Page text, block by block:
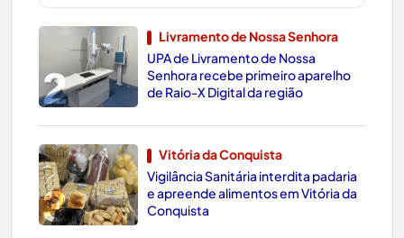
2
Livramento de Nossa Senhora
UPA de Livramento de Nossa
Senhora recebe primeiro aparelho
de Raio-X Digital da região
3
Vitória da Conquista
Vigilância Sanitária interdita padaria
e apreende alimentos em Vitória da
Conquista